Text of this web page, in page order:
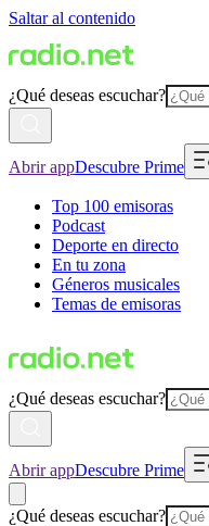
Saltar al contenido
¿Qué deseas escuchar?
Abrir appDescubre Prime
Top 100 emisoras
Podcast
Deporte en directo
En tu zona
Géneros musicales
Temas de emisoras
¿Qué deseas escuchar?
Abrir appDescubre Prime
¿Qué deseas escuchar?